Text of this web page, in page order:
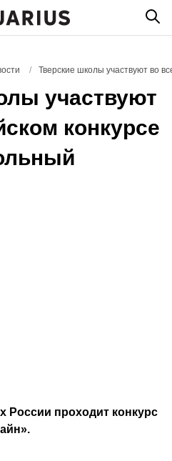
/ Тверские школы участвуют во
участвуют
конкурсе
России проходит конкурс